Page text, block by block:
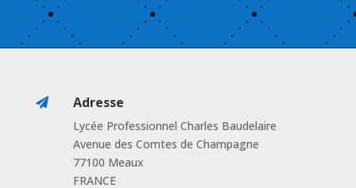
 Adresse
Lycée Professionnel Charles Baudelaire
Avenue des Comtes de Champagne
77100 Meaux
FRANCE